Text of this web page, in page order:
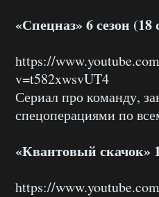
«Спецназ» 6 сезон (18
https://
v=t582xwsvUT4
Сериал про команду,
спецоперациями по
«Квантовый скачок»
https://